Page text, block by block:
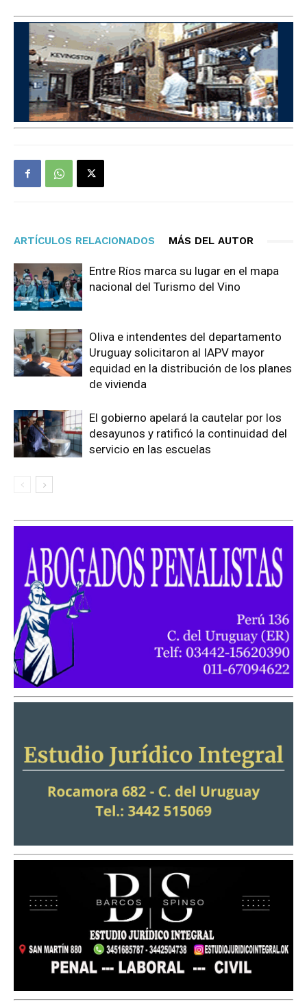
ARTÍCULOS RELACIONADOS MÁS DEL AUTOR
Entre Ríos marca su lugar en el mapa
nacional del Turismo del Vino
Oliva e intendentes del departamento
Uruguay solicitaron al IAPV mayor
equidad en la distribución de los planes
de vivienda
El gobierno apelará la cautelar por los
desayunos y ratificó la continuidad del
servicio en las escuelas